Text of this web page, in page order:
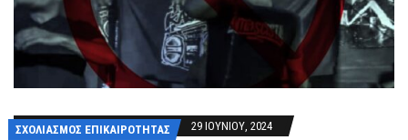
ΣΧΟΛΙΑΣΜΌΣ ΕΠΙΚΑΙΡΌΤΗΤΑΣ 29 ΙΟΥΝΊΟΥ, 2024